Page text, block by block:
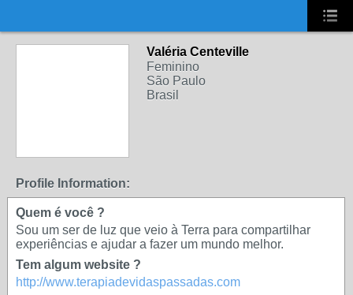
Valéria Centeville
Feminino
São Paulo
Brasil
Profile Information:
Quem é você ?
Sou um ser de luz que veio à Terra para compartilhar
experiências e ajudar a fazer um mundo melhor.
Tem algum website ?
http://www.terapiadevidaspassadas.com